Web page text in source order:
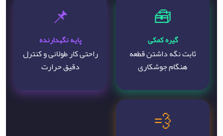
🧰
گیره کمکی
ثابت نگه داشتن قطعه
هنگام جوشکاری
📌
پایه نگهدارنده
راحتی کار طولانی و کنترل
دقیق حرارت
💨